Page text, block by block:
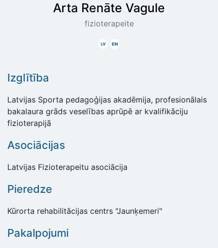
Arta Renāte Vagule
fizioterapeite
LatviskiAngliski
Izglītība
Latvijas Sporta pedagoģijas akadēmija, profesionālais
bakalaura grāds veselības aprūpē ar kvalifikāciju
fizioterapijā
Asociācijas
Latvijas Fizioterapeitu asociācija
Pieredze
Kūrorta rehabilitācijas centrs "Jaunķemeri"
Pakalpojumi